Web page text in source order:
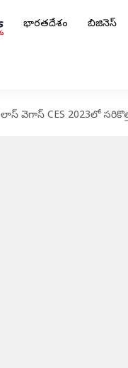
భారతదేశం బిజినెస్
లాస్ వెగాస్ CES 2023లో